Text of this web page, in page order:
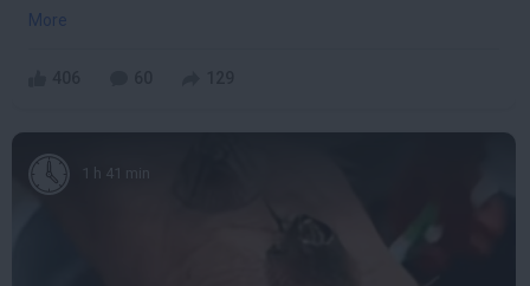
More
1 h 41 min